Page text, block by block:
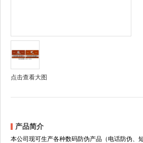
点击查看大图
产品简介
本公司现可生产各种数码防伪产品（电话防伪、